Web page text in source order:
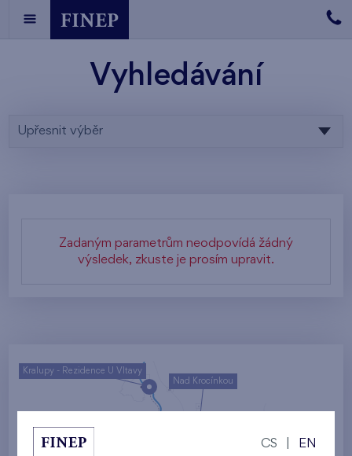
Vyhledávání
Upřesnit výběr
Zadaným parametrům neodpovídá žádný
výsledek, zkuste je prosím upravit.
Nad Krocínkou
Kralupy - Rezidence U Vltavy
CS EN